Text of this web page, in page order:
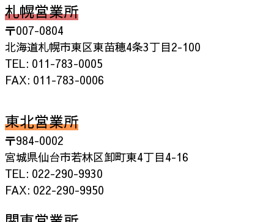
札幌営業所
〒007-0804
北海道札幌市東区東苗穂4条3丁目2-100
TEL: 011-783-0005
FAX: 011-783-0006
東北営業所
〒984-0002
宮城県仙台市若林区卸町東4丁目4-16
TEL: 022-290-9930
FAX: 022-290-9950